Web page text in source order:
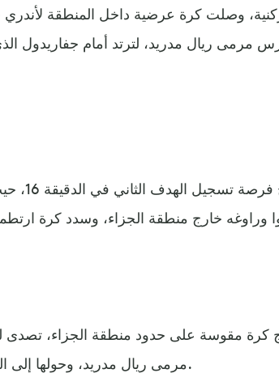
ركلة ركنية، وصلت كرة عرضية داخل المنطقة
مرمى ريال مدريد، لترتد أمام جفاريدول
وأهدر
كرة مقوسة على حدود منطقة الجزاء، تصدى
مرمى ريال مدريد، وحولها إلى الركنية في الدقيقة 17.